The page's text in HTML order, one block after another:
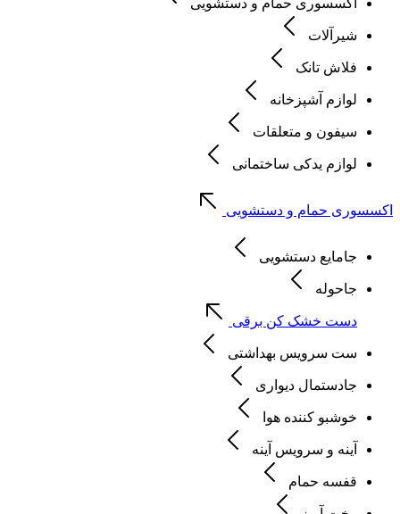
شیرآلات
فلاش تانک
لوازم آشپزخانه
سیفون و متعلقات
لوازم یدکی ساختمانی
اکسسوری حمام و دستشویی
جامایع دستشویی
جاحوله
دست خشک کن برقی
ست سرویس بهداشتی
جادستمال دیواری
خوشبو کننده هوا
آینه و سرویس آینه
قفسه حمام